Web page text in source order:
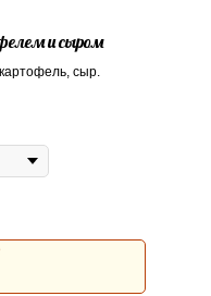
и сыром
сыр.